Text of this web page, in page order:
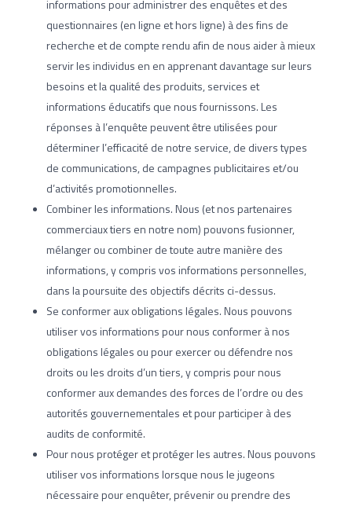
informations pour administrer des enquêtes et des
questionnaires (en ligne et hors ligne) à des fins de
recherche et de compte rendu afin de nous aider à mieux
servir les individus en en apprenant davantage sur leurs
besoins et la qualité des produits, services et
informations éducatifs que nous fournissons. Les
réponses à l’enquête peuvent être utilisées pour
déterminer l’efficacité de notre service, de divers types
de communications, de campagnes publicitaires et/ou
d’activités promotionnelles.
Combiner les informations. Nous (et nos partenaires
commerciaux tiers en notre nom) pouvons fusionner,
mélanger ou combiner de toute autre manière des
informations, y compris vos informations personnelles,
dans la poursuite des objectifs décrits ci-dessus.
Se conformer aux obligations légales. Nous pouvons
utiliser vos informations pour nous conformer à nos
obligations légales ou pour exercer ou défendre nos
droits ou les droits d’un tiers, y compris pour nous
conformer aux demandes des forces de l’ordre ou des
autorités gouvernementales et pour participer à des
audits de conformité.
Pour nous protéger et protéger les autres. Nous pouvons
utiliser vos informations lorsque nous le jugeons
nécessaire pour enquêter, prévenir ou prendre des